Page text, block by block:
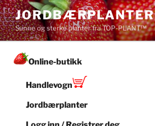
Gå
til
innhold
JORDBÆRPLANTER
Sunne og sterke planter fra TOP-PLANT™
Online-butikk
Handlevogn
Jordbærplanter